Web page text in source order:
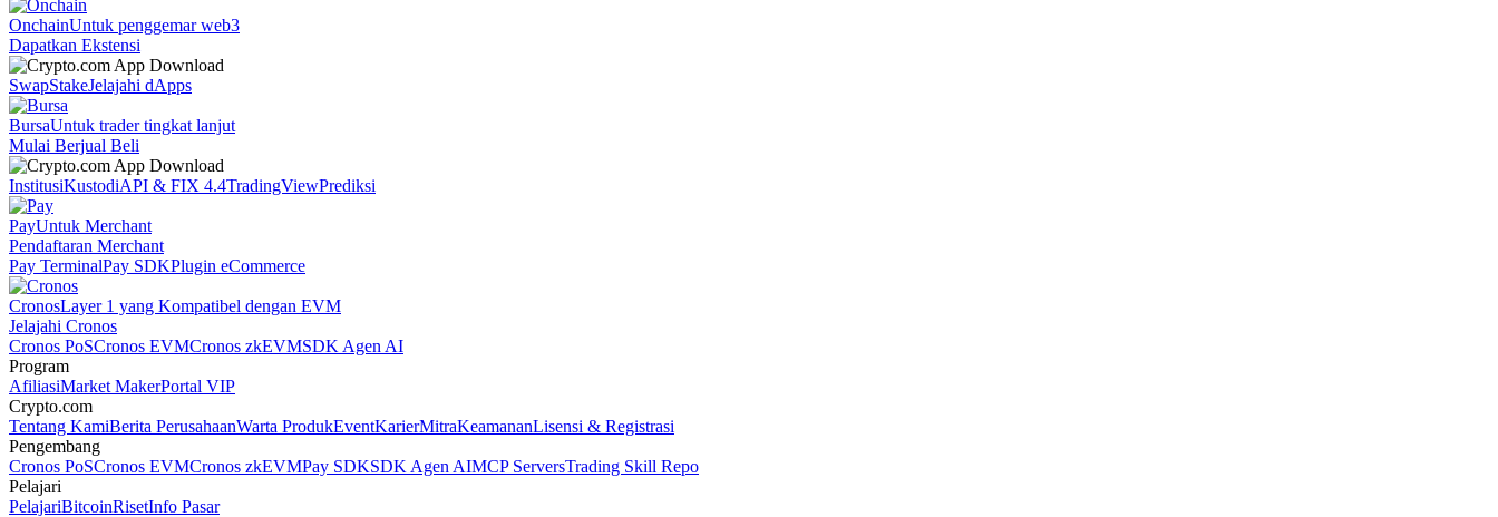
OnchainUntuk penggemar web3
Dapatkan Ekstensi
SwapStakeJelajahi dApps
BursaUntuk trader tingkat lanjut
Mulai Berjual Beli
InstitusiKustodiAPI & FIX 4.4TradingViewPrediksi
PayUntuk Merchant
Pendaftaran Merchant
Pay TerminalPay SDKPlugin eCommerce
CronosLayer 1 yang Kompatibel dengan EVM
Jelajahi Cronos
Cronos PoSCronos EVMCronos zkEVMSDK Agen AI
Program
AfiliasiMarket MakerPortal VIP
Crypto.com
Tentang KamiBerita PerusahaanWarta ProdukEventKarierMitraKeamananLisensi & Registrasi
Pengembang
Cronos PoSCronos EVMCronos zkEVMPay SDKSDK Agen AIMCP ServersTrading Skill Repo
Pelajari
PelajariBitcoinRisetInfo Pasar